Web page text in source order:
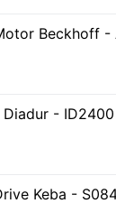
Beckhoff
Diadur - ID2400
Keba -